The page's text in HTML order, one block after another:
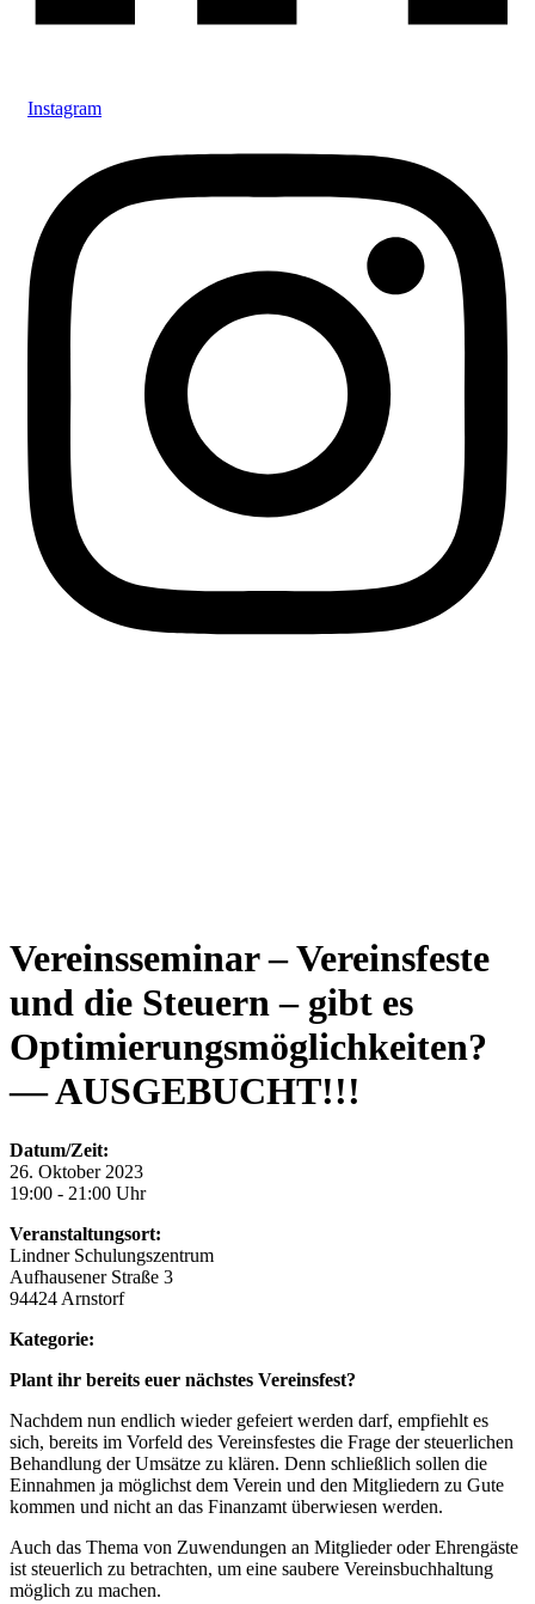
Instagram
Vereinsseminar – Vereinsfeste
und die Steuern – gibt es
Optimierungsmöglichkeiten?
— AUSGEBUCHT!!!
Datum/Zeit:
26. Oktober 2023
19:00 - 21:00 Uhr
Veranstaltungsort:
Lindner Schulungszentrum
Aufhausener Straße 3
94424 Arnstorf
Kategorie:
Plant ihr bereits euer nächstes Vereinsfest?
Nachdem nun endlich wieder gefeiert werden darf, empfiehlt es
sich, bereits im Vorfeld des Vereinsfestes die Frage der steuerlichen
Behandlung der Umsätze zu klären. Denn schließlich sollen die
Einnahmen ja möglichst dem Verein und den Mitgliedern zu Gute
kommen und nicht an das Finanzamt überwiesen werden.
Auch das Thema von Zuwendungen an Mitglieder oder Ehrengäste
ist steuerlich zu betrachten, um eine saubere Vereinsbuchhaltung
möglich zu machen.